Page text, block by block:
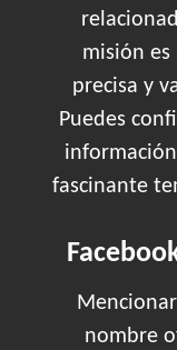
misión
precisa y
Puedes
fascinante
nombre